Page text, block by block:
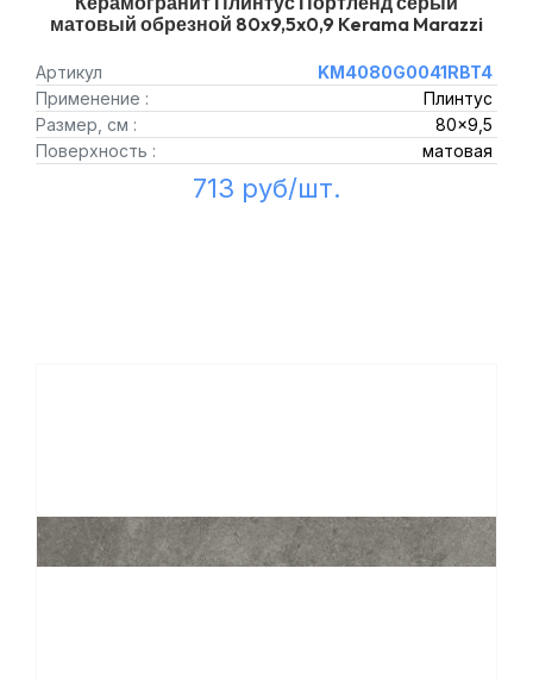
матовый обрезной 80x9,5x0,9 Kerama Marazzi
Артикул
KM4080G0041RBT4
Применение :
Плинтус
Размер, см :
80x9,5
Поверхность :
матовая
713 руб/шт.